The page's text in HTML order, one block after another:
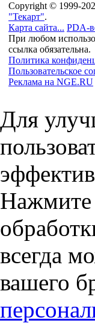
Copyright © 1999-
"Текарт".
Карта сайта... PDA-
При любом
ссылка обязательна.
Политика
Пользовательское
Реклама на NGE.RU
Для
Нажмите
всегда
вашего